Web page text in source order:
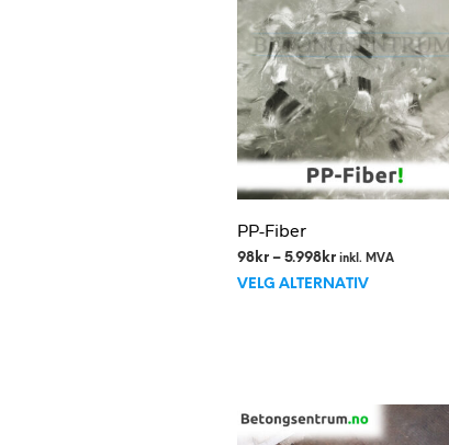
PP-Fiber
98kr – 5.998krPrisområde:
98kr
inkl. MVA
VELG ALTERNATIVDette
kan